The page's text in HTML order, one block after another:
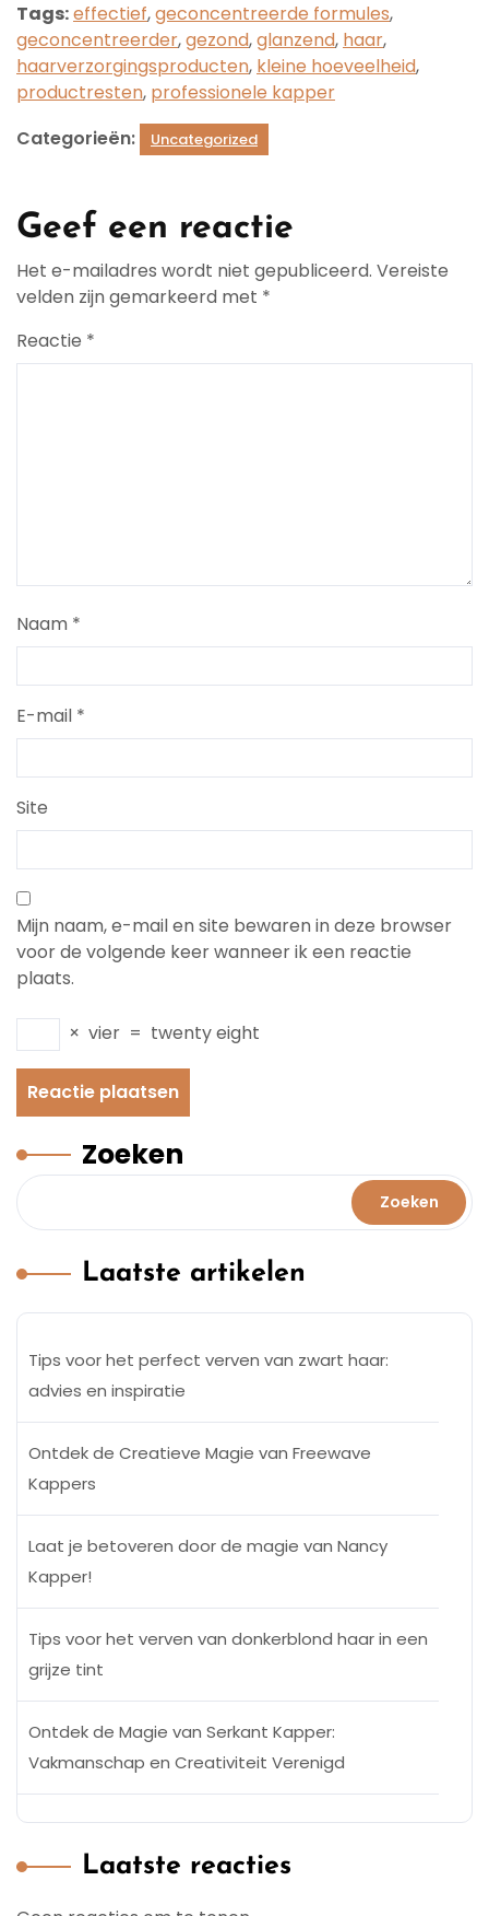
Tags:effectief,geconcentreerde formules,
geconcentreerder,gezond,glanzend, haar,
haarverzorgingsproducten, kleine hoeveelheid,
productresten, professionele kapper
Categorieën:
Uncategorized
Geef een reactie
Het e-mailadres wordt niet gepubliceerd. Vereiste
velden zijn gemarkeerd met *
Reactie *
Naam *
E-mail *
Site
Mijn naam, e-mail en site bewaren in deze browser
voor de volgende keer wanneer ik een reactie
plaats.
× vier = twenty eight
Zoeken
Zoeken
Laatste artikelen
Tips voor het perfect verven van zwart haar:
advies en inspiratie
Ontdek de Creatieve Magie van Freewave
Kappers
Laat je betoveren door de magie van Nancy
Kapper!
Tips voor het verven van donkerblond haar in een
grijze tint
Ontdek de Magie van Serkant Kapper:
Vakmanschap en Creativiteit Verenigd
Laatste reacties